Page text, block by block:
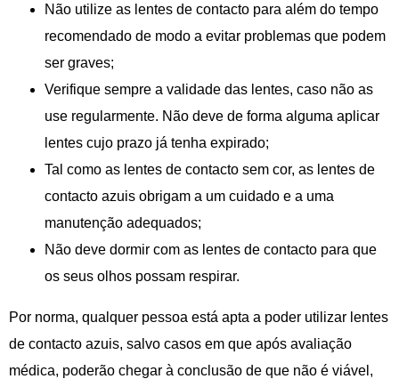
Não utilize as lentes de contacto para além do tempo
recomendado de modo a evitar problemas que podem
ser graves;
Verifique sempre a validade das lentes, caso não as
use regularmente. Não deve de forma alguma aplicar
lentes cujo prazo já tenha expirado;
Tal como as lentes de contacto sem cor, as lentes de
contacto azuis obrigam a um cuidado e a uma
manutenção adequados;
Não deve dormir com as lentes de contacto para que
os seus olhos possam respirar.
Por norma, qualquer pessoa está apta a poder utilizar lentes
de contacto azuis, salvo casos em que após avaliação
médica, poderão chegar à conclusão de que não é viável,